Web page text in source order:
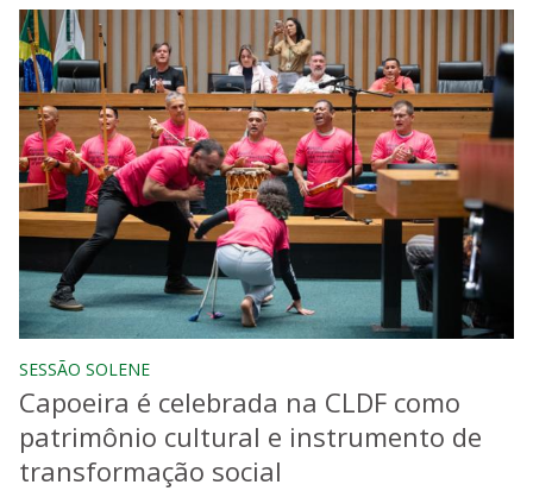
SESSÃO SOLENE
Capoeira é celebrada na CLDF como
patrimônio cultural e instrumento de
transformação social